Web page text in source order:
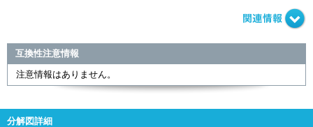
互換性注意情報
注意情報はありません。
分解図詳細